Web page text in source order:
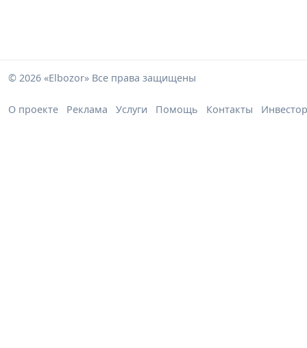
© 2026 «Elbozor» Все права защищены
О проекте Реклама Услуги Помощь Контакты